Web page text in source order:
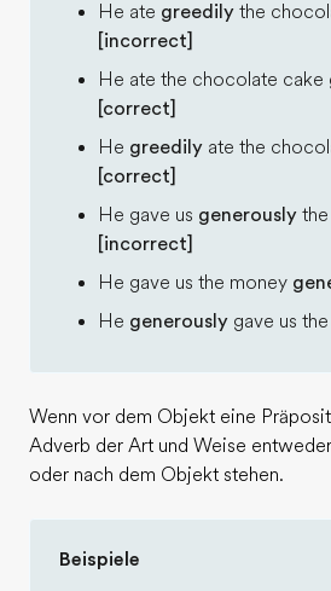
He ate greedily the
[incorrect]
He ate the chocolate cake
[correct]
He greedily ate the
[correct]
He gave us generously
[incorrect]
He gave us the money
He generously gave us
Wenn vor dem Objekt eine
Adverb der Art und Weise
oder nach dem Objekt stehen.
Beispiele